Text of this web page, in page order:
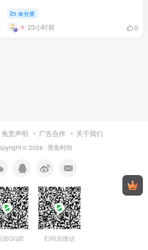
未分类
23小时前 0
免责声明 广告合作 关于我们
© 2026 · 墨鱼时间
加QQ群 扫码加微信